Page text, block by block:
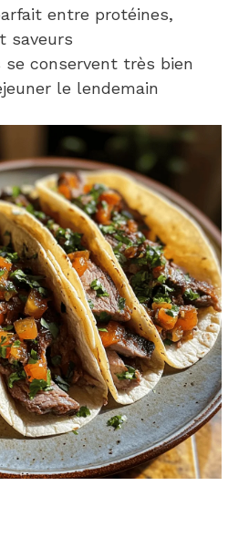
entre protéines,
saveurs
se conservent très bien
le lendemain